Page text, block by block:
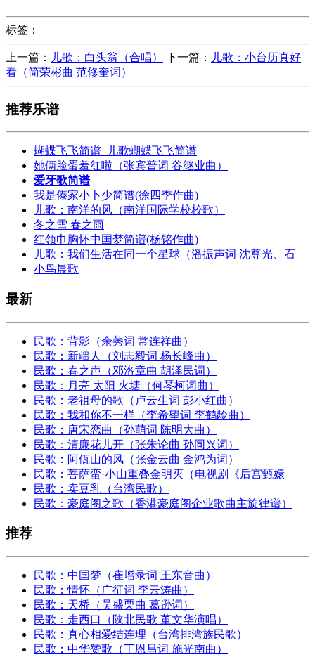
标签：
上一篇： 儿歌：白头翁（合唱） 下一篇：
儿歌：小台历真好
看（简荣彬曲 范修奎词）
推荐乐谱
蝴蝶飞飞简谱_儿歌蝴蝶飞飞简谱
她俩脸蛋羞红啦（张宾普词 谷继业曲）
爱牙歌简谱
我是傣家小卜少简谱(徐四季作曲)
儿歌：南洋的风（南洋国际学校校歌）
冬之雪 春之雨
红领巾胸怀中国梦简谱(杨铭作曲)
儿歌：我们生活在同一个星球（潘振声词 沈尊光、石
小鸟晨歌
最新
民歌：背影（余莠词 常连祥曲）
民歌：新疆人（刘志毅词 杨长峰曲）
民歌：春之声（邓洛章曲 胡泽民词）
民歌：月亮 太阳 火塘（何琴柯词曲）
民歌：老祖母的歌（卢云生词 彭小红曲）
民歌：我和你不一样（李希望词 李鹤龄曲）
民歌：唐宋恋曲（孙萌词 陈明大曲）
民歌：清廉花儿开（张朱论曲 孙同兴词）
民歌：阿佤山的风（张金云曲 金鸿为词）
民歌：菩萨蛮·小山重叠金明灭（电视剧《后宫甄嬛
民歌：卖豆乳（台湾民歌）
民歌：豪庭阁之歌（香港豪庭阁企业歌曲主旋律谱）
推荐
民歌：中国梦（崔增录词 王东音曲）
民歌：情怀（广征词 李云涛曲）
民歌：天桥（吴盛栗曲 葛逊词）
民歌：走西口（陕北民歌 董文华演唱）
民歌：真心相爱结连理（台湾排湾族民歌）
民歌：中华赞歌（丁恩昌词 施光南曲）